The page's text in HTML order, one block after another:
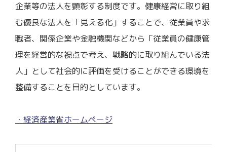
企業等の法人を顕彰する制度です。健康経営に取り組
む優良な法人を「見える化」することで、従業員や求
職者、関係企業や金融機関などから「従業員の健康管
理を経営的な視点で考え、戦略的に取り組んでいる法
人」として社会的に評価を受けることができる環境を
整備することを目的としています。
・経済産業省ホームページ